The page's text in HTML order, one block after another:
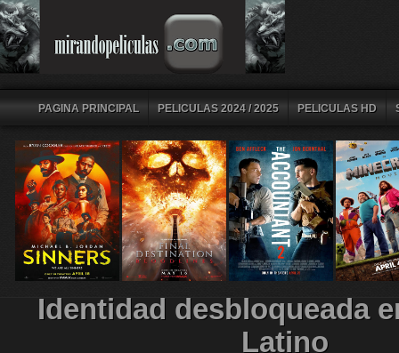
PAGINA PRINCIPAL PELICULAS 2024 / 2025 PELICULAS HD
Identidad desbloqueada
Latino